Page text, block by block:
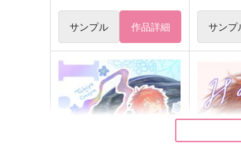
サンプル 作品詳細 サンプ